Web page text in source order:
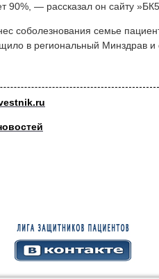
90%, — рассказал он сайту
соболезнования семье
в региональный Минздрав и